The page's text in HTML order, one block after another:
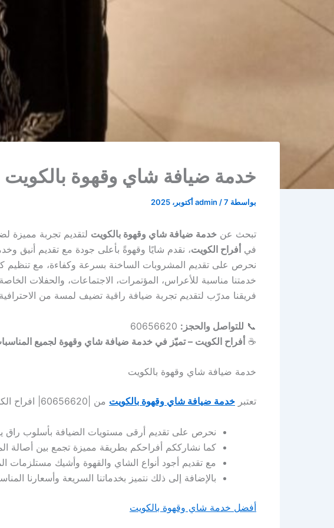
خدمة ضيافة شاي وقهوة بالكويت |60656620| افراح الكويت
بواسطة admin /7 أكتوبر، 2025
تبحث عن خدمة ضيافة شاي وقهوة بالكويت لتقديم تجربة مميزة
في أفراح الكويت، نقدم شايًا وقهوةً بأعلى جودة مع تقديم أنيق
نحرص على تقديم المشروبات الساخنة بسرعة وكفاءة، مع
خدمتنا مناسبة للأعراس، المؤتمرات، الاجتماعات، والحفلات
فريقنا مدرّب لتقديم تجربة ضيافة راقية تضيف لمسة من
📞 للتواصل والحجز:
☕ أفراح الكويت – تميّز في خدمة ضيافة شاي وقهوة لجميع
خدمة ضيافة شاي وقهوة بالكويت
تعتبر خدمة ضيافة شاي وقهوة بالكويت من |60656620| افراح الكويت هي الخيار الأمثل لكل مناسباتكم الخاصة والعامة، حيث:
نحرص على تقديم أرقى مستويات الضيافة بأسلوب راق
كما نشارككم أفراحكم بطريقة مميزة تجمع بين أصالة
مع تقديم أجود أنواع الشاي والقهوة وأشيك مستلزمات
بالإضافة إلى ذلك نتميز بخدماتنا السريعة وأسعارنا
أفضل خدمة شاي وقهوة بالكويت